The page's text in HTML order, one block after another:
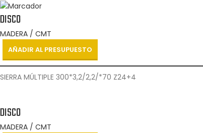
DISCO
MADERA / CMT
AÑADIR AL PRESUPUESTO
SIERRA MÚLTIPLE 300*3,2/2,2/*70 Z24+4
DISCO
MADERA / CMT